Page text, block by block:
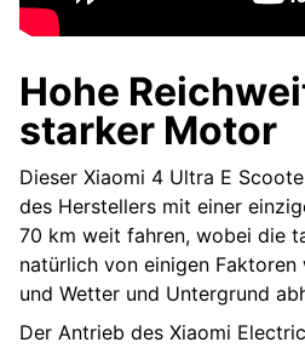
Hohe
starker Motor
Dieser Xiaomi 4 Ultra E
des Herstellers mit einer
70 km weit fahren, wobei die
natürlich von einigen Faktoren
und Wetter und Untergrund
Der Antrieb des Xiaomi